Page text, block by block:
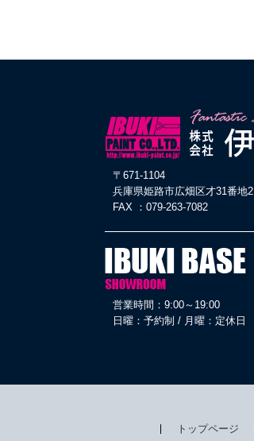
〒671-1104
兵庫県姫路市広畑区才31番地2
FAX ：079-263-7082
営業時間：9:00～19:00
日曜：予約制 / 月曜：定休日
トップページ